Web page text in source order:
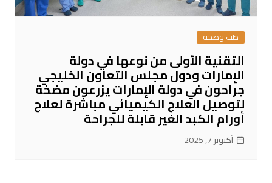
طب وصحة
التقنية الأولى من نوعها في دولة
الإمارات ودول مجلس التعاون الخليجي
جراحون في دولة الإمارات يزرعون مضخة
لتوصيل العلاج الكيميائي مباشرة لعلاج
أورام الكبد الغير قابلة للجراحة
أكتوبر 7, 2025